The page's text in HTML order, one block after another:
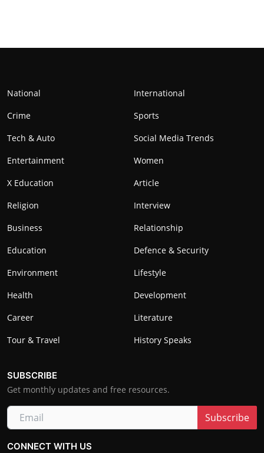
National
International
Crime
Sports
Tech & Auto
Social Media Trends
Entertainment
Women
X Education
Article
Religion
Interview
Business
Relationship
Education
Defence & Security
Environment
Lifestyle
Health
Development
Career
Literature
Tour & Travel
History Speaks
SUBSCRIBE
Get monthly updates and free resources.
Subscribe
CONNECT WITH US